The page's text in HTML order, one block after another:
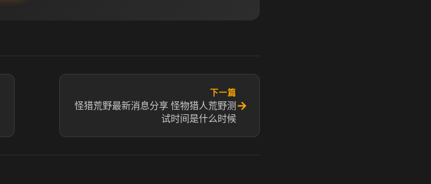
下一篇
怪猎荒野最新消息分享 怪物猎人荒野测
试时间是什么时候
→